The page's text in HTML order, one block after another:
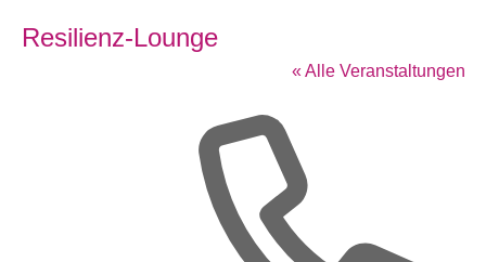
Resilienz-Lounge
« Alle Veranstaltungen